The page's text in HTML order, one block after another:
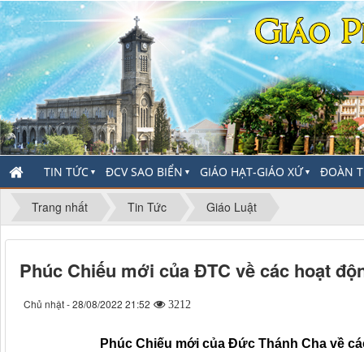
TIN TỨC ▼ ĐCV SAO BIỂN ▼ GIÁO HẠT-GIÁO XỨ▼ ĐOÀN
Trang nhất Tin Tức Giáo Luật
Phúc Chiếu mới của ĐTC về các hoạt
Chủ nhật - 28/08/2022 21:52 3212
Phúc Chiếu mới của Đức Thánh Cha về